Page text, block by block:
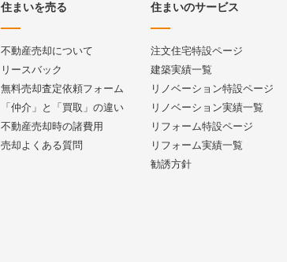
住まいを売る
不動産売却について
リースバック
無料売却査定依頼フォーム
「仲介」と「買取」の違い
不動産売却時の諸費用
売却よくある質問
住まいのサービス
注文住宅特設ページ
建築実績一覧
リノベーション特設ページ
リノベーション実績一覧
リフォーム特設ページ
リフォーム実績一覧
勧誘方針